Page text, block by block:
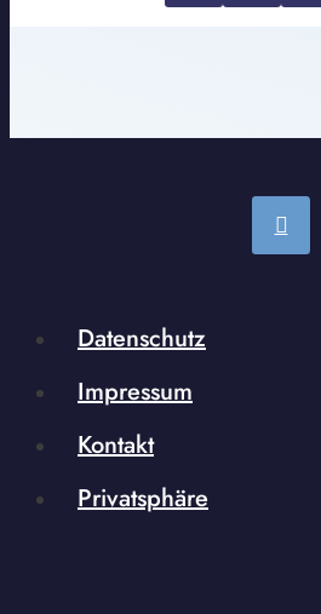
Datenschutz
Impressum
Kontakt
Privatsphäre